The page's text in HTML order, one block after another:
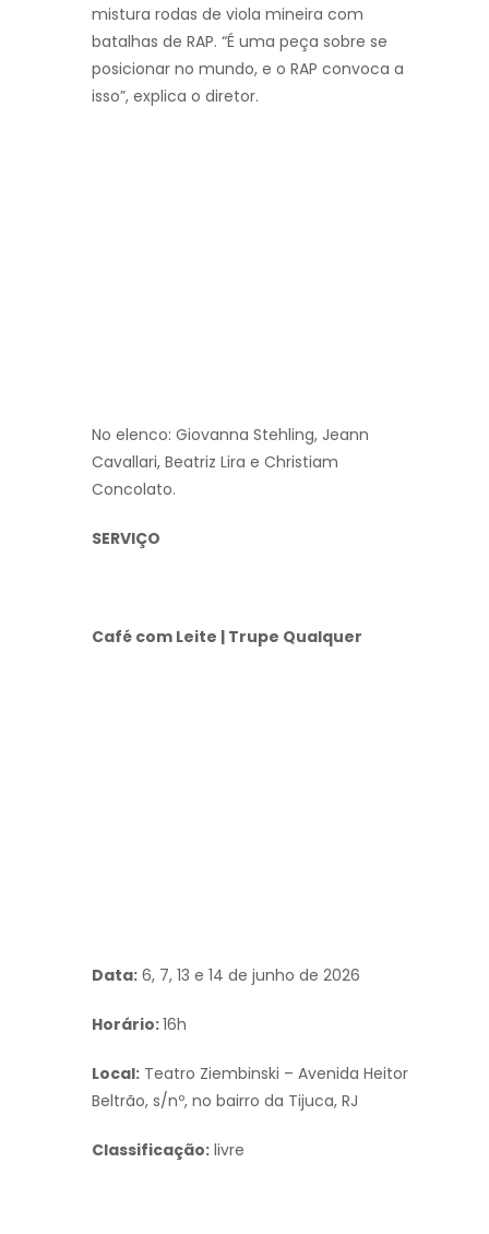
mistura rodas de viola mineira com
batalhas de RAP. “É uma peça sobre se
posicionar no mundo, e o RAP convoca a
isso”, explica o diretor.
No elenco: Giovanna Stehling, Jeann
Cavallari, Beatriz Lira e Christiam
Concolato.
SERVIÇO
Café com Leite | Trupe Qualquer
Data: 6, 7, 13 e 14 de junho de 2026
Horário:16h
Local: Teatro Ziembinski – Avenida Heitor
Beltrão, s/nº, no bairro da Tijuca, RJ
Classificação: livre